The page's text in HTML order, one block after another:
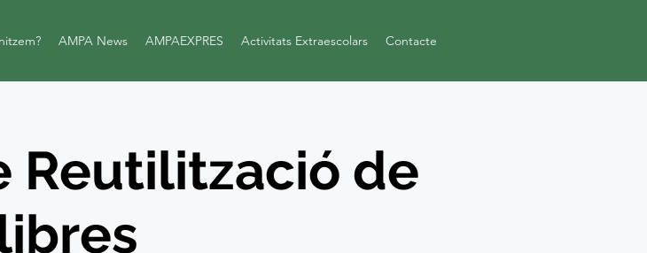
AMPA News AMPAEXPRES Activitats Extraescolars Contacte
Reutilització de